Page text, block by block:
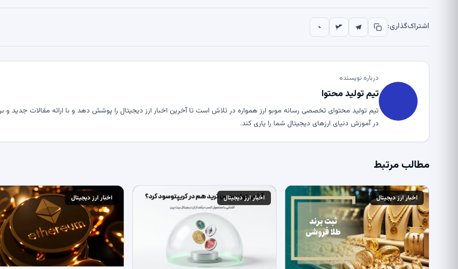
اشتراک‌گذاری:
درباره نویسنده
تیم تولید محتوا
تیم تولید محتوای تخصصی رسانه موبو ارز همواره در تلاش است تا آخرین اخبار ارز دیجیتال را پوشش دهد و با ارائه مقالات جدید و
در آموزش دنیای ارزهای دیجیتال شما را یاری کند.
مطالب مرتبط
اخبار ارز دیجیتال اخبار ارز دیجیتال اخبار ارز دیجیتال